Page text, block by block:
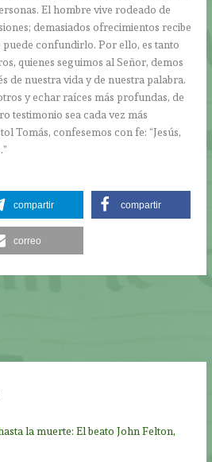
El hombre vive rodeado de
demasiados ofrecimientos recibe
puede confundirlo. Por ello, es tanto
quienes seguimos al Señor, demos
de nuestra vida y de nuestra palabra.
y echar raíces más profundas, de
testimonio sea cada vez más
Tomás, confesemos con fe: “Jesús,
compartir compartir
correo
la muerte: El beato John Felton,